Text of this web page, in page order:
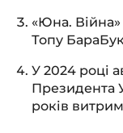
«Юна.
Топу
У 2024 році
Президента
років